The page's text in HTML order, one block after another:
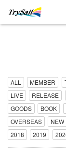
ALL MEMBER
LIVE
RELEASE
GOODS
BOOK
OVERSEAS
NEW
2018
2019